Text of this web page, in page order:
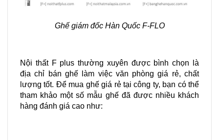
Ghế giám đốc Hàn Quốc F-FLO
Nội thất F plus thường xuyên được bình chọn là
địa chỉ bán ghế làm việc văn phòng giá rẻ, chất
lượng tốt. Để mua ghế giá rẻ tại công ty, bạn có thể
tham khảo một số mẫu ghế đã được nhiều khách
hàng đánh giá cao như: